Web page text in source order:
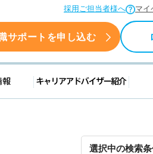
採用ご担当者様へ マイ
サポートを申し込む
転職支援情報 キャ
選択中の検索